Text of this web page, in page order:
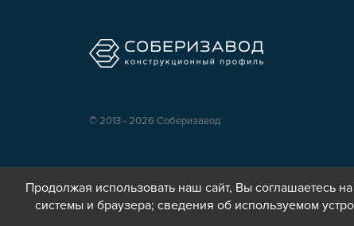
© 2013 - 2026 Соберизавод
Продолжая использовать наш сайт, Вы соглашаетесь
системы и браузера; сведения об используемом